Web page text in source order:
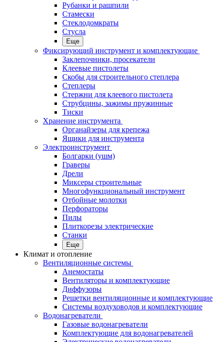
Рубанки и рашпили
Стамески
Стеклодомкраты
Стусла
Еще
Фиксирующий инструмент и комплектующие
Заклепочники, просекатели
Клеевые пистолеты
Скобы для строительного степлера
Степлеры
Стержни для клеевого пистолета
Струбцины, зажимы пружинные
Тиски
Хранение инструмента
Органайзеры для крепежа
Ящики для инструмента
Электроинструмент
Болгарки (ушм)
Граверы
Дрели
Миксеры строительные
Многофункциональный инструмент
Отбойные молотки
Перфораторы
Пилы
Плиткорезы электрические
Станки
Еще
Климат и отопление
Вентиляционные системы
Анемостаты
Вентиляторы и комплектующие
Диффузоры
Решетки вентиляционные и комплектующие
Системы воздуховодов и комплектующие
Водонагреватели
Газовые водонагреватели
Комплектующие для водонагревателей